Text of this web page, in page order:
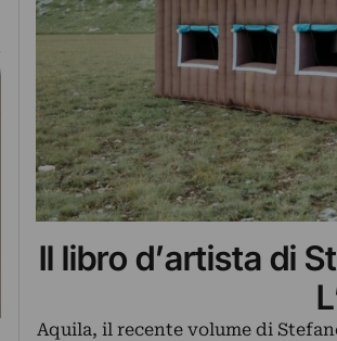
Il libro d’artista di
Aquila, il recente volume di